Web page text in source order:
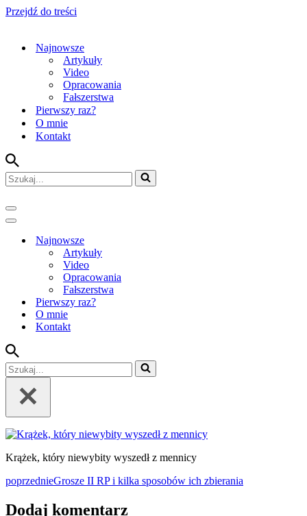
Przejdź do treści
Najnowsze
Artykuły
Video
Opracowania
Fałszerstwa
Pierwszy raz?
O mnie
Kontakt
Szukaj...
Menu
nawigacji
Menu
nawigacjiNajnowsze
Artykuły
Video
Opracowania
Fałszerstwa
Pierwszy raz?
O mnie
Kontakt
Szukaj...
Krążek, który niewybity wyszedł z mennicy
poprzednieGrosze II RP i kilka sposobów ich zbierania
Dodaj komentarz